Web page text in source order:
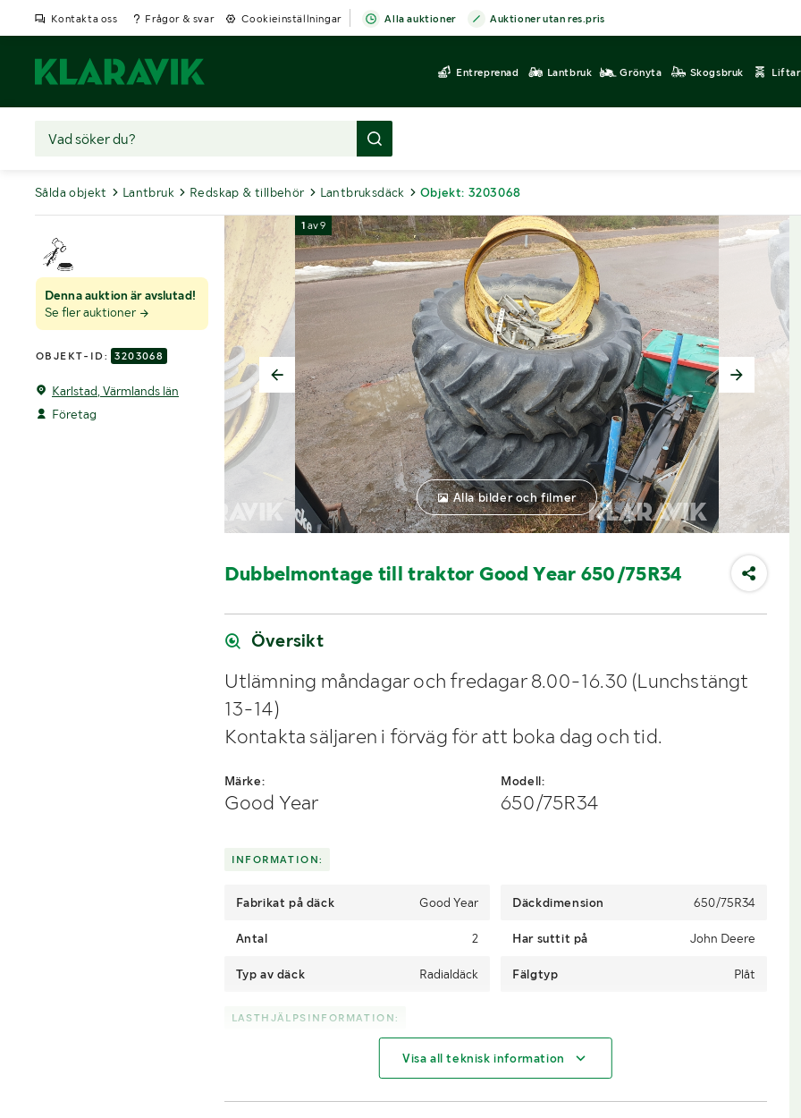
Kontakta oss Frågor & svar Cookieinställningar Alla auktioner Auktioner utan res.pris
Entreprenad Lantbruk Grönyta Skogsbruk Liftar
Sålda objekt Lantbruk Redskap & tillbehör Lantbruksdäck Objekt: 3203068
Denna auktion är avslutad!
Se fler auktioner
OBJEKT-ID: 3203068
Karlstad, Värmlands län
Företag
1 av9
Alla bilder och filmer
Dubbelmontage till traktor Good Year 650/75R34
Översikt
Utlämning måndagar och fredagar 8.00-16.30 (Lunchstängt
13-14)
Kontakta säljaren i förväg för att boka dag och tid.
Märke:
Good Year
Modell:
650/75R34
INFORMATION:
Fabrikat på däck Good Year Däckdimension 650/75R34
Antal 2 Har suttit på John Deere
Typ av däck Radialdäck Fälgtyp Plåt
LASTHJÄLPSINFORMATION:
Lastmaskin
Visa all teknisk information